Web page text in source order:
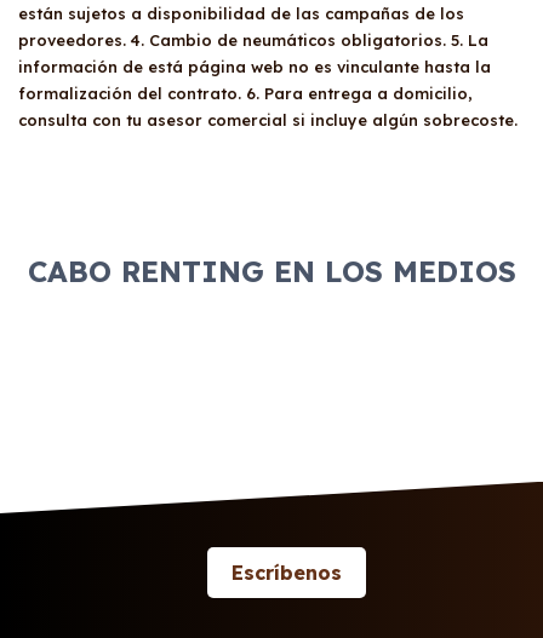
están sujetos a disponibilidad de las campañas de los
proveedores. 4. Cambio de neumáticos obligatorios. 5. La
información de está página web no es vinculante hasta la
formalización del contrato. 6. Para entrega a domicilio,
consulta con tu asesor comercial si incluye algún sobrecoste.
CABO RENTING EN LOS MEDIOS
Escríbenos